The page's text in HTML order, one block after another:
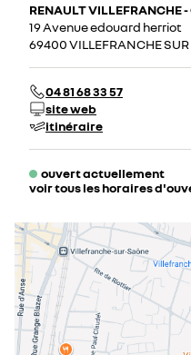
RENAULT VILLEFRANCHE
19 Avenue edouard herriot
69400 VILLEFRANCHE
04 81 68 33 57
site web
itinéraire
ouvert actuellement
voir tous les horaires
mardi
mercredi
jeudi
vendredi
samedi
dimanche